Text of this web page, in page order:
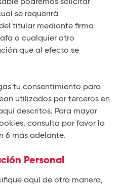
se requerirá
titular mediante firma
o cualquier otro
que al efecto se
tu consentimiento para
utilizados por terceros en
descritos. Para mayor
consulta por favor la
6 más adelante.
Personal
aquí de otra manera,